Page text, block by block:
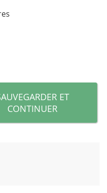
ET
CONTINUER